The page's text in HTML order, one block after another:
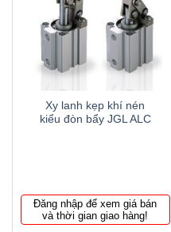
Thêm
to
wishlist
Xy lanh kẹp khí nén
kiểu đòn bẩy JGL ALC
Đăng nhập để xem giá bán
và thời gian giao hàng!